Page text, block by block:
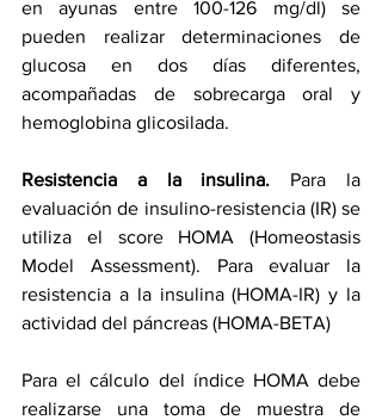
en ayunas entre 100-126 mg/dl) se
pueden realizar determinaciones de
glucosa en dos días diferentes,
acompañadas de sobrecarga oral y
hemoglobina glicosilada.
Resistencia a la insulina. Para la
evaluación de insulino-resistencia (IR) se
utiliza el score HOMA (Homeostasis
Model Assessment). Para evaluar la
resistencia a la insulina (HOMA-IR) y la
actividad del páncreas (HOMA-BETA)
Para el cálculo del índice HOMA debe
realizarse una toma de muestra de